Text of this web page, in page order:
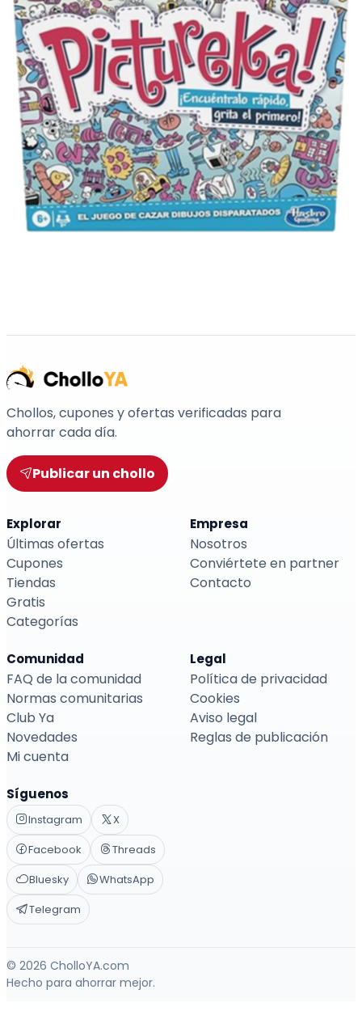
Chollos, cupones y ofertas verificadas para
ahorrar cada día.
Publicar un chollo
Explorar
Últimas ofertas
Cupones
Tiendas
Gratis
Categorías
Empresa
Nosotros
Conviértete en partner
Contacto
Comunidad
FAQ de la comunidad
Normas comunitarias
Club Ya
Novedades
Mi cuenta
Legal
Política de privacidad
Cookies
Aviso legal
Reglas de publicación
Síguenos
Instagram
X
Facebook
Threads
Bluesky
WhatsApp
Telegram
© 2026 CholloYA.com
Hecho para ahorrar mejor.